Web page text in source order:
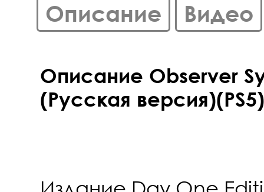
Описание Видео
Описание Observer
(Русская версия)(PS5)